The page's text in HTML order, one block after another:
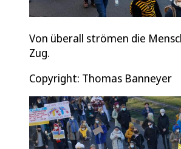
Von überall strömen die
Zug.
Copyright: Thomas Banneyer